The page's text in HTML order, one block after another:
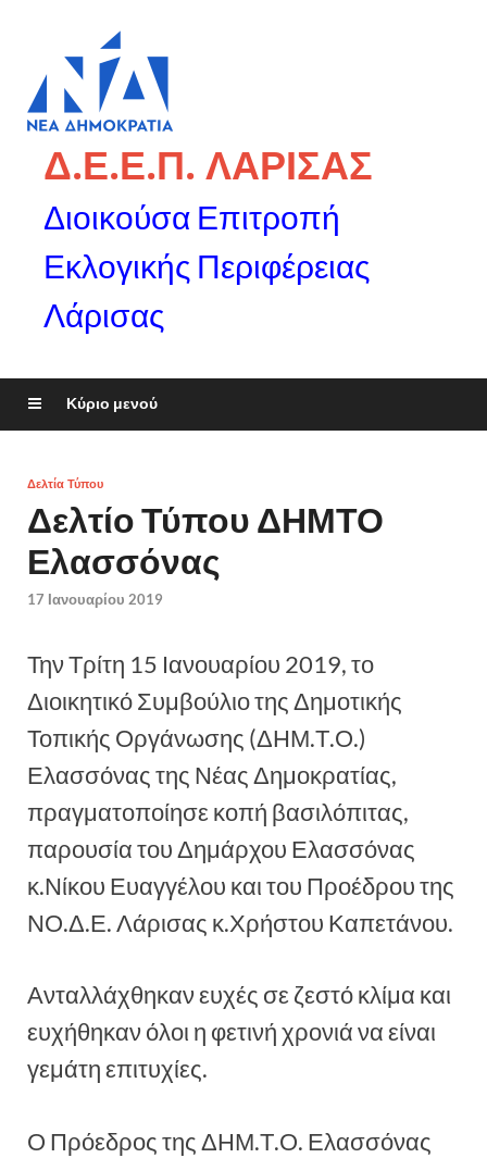
Δ.Ε.Ε.Π. ΛΑΡΙΣΑΣ
Διοικούσα Επιτροπή
Εκλογικής Περιφέρειας
Λάρισας
Κύριο μενού
Δελτία Τύπου
Δελτίο Τύπου ΔΗΜΤΟ
Ελασσόνας
17 Ιανουαρίου 2019
Την Τρίτη 15 Ιανουαρίου 2019, το
Διοικητικό Συμβούλιο της Δημοτικής
Τοπικής Οργάνωσης (ΔΗΜ.Τ.Ο.)
Ελασσόνας της Νέας Δημοκρατίας,
πραγματοποίησε κοπή βασιλόπιτας,
παρουσία του Δημάρχου Ελασσόνας
κ.Νίκου Ευαγγέλου και του Προέδρου της
ΝΟ.Δ.Ε. Λάρισας κ.Χρήστου Καπετάνου.
Ανταλλάχθηκαν ευχές σε ζεστό κλίμα και
ευχήθηκαν όλοι η φετινή χρονιά να είναι
γεμάτη επιτυχίες.
Ο Πρόεδρος της ΔΗΜ.Τ.Ο. Ελασσόνας